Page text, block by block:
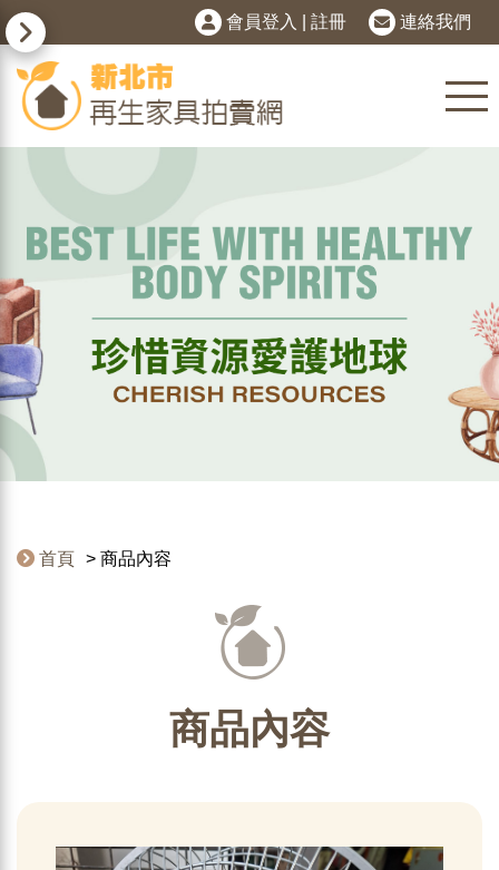
會員登入 註冊 連絡我們
首頁 商品內容
商品內容